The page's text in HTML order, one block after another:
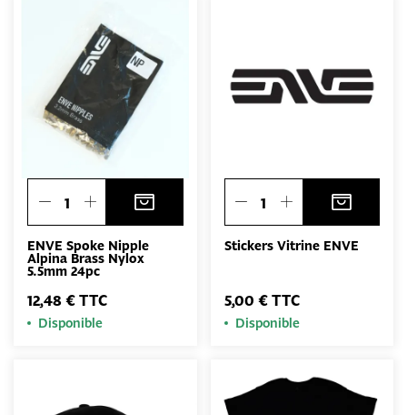
ENVE Spoke Nipple
Alpina Brass Nylox
5.5mm 24pc
12,48 € TTC
Disponible
Stickers Vitrine ENVE
5,00 € TTC
Disponible